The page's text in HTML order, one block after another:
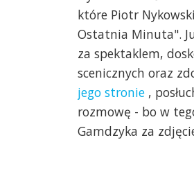
które Piotr
Ostatnia Minuta".
za spektaklem,
scenicznych oraz
jego stronie ,
rozmowę - bo w
Gamdzyka za